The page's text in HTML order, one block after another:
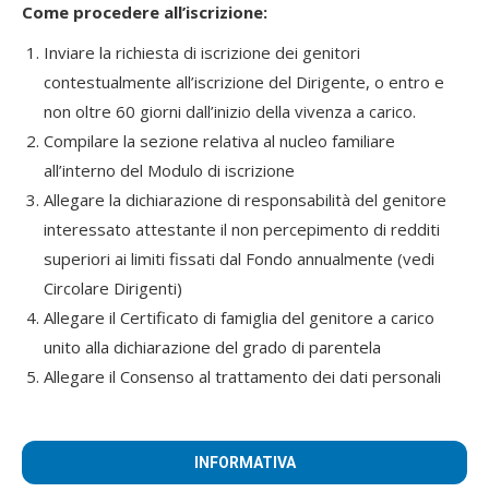
Come procedere all’iscrizione:
Inviare la richiesta di iscrizione dei genitori
contestualmente all’iscrizione del Dirigente, o entro e
non oltre 60 giorni dall’inizio della vivenza a carico.
Compilare la sezione relativa al nucleo familiare
all’interno del Modulo di iscrizione
Allegare la dichiarazione di responsabilità del genitore
interessato attestante il non percepimento di redditi
superiori ai limiti fissati dal Fondo annualmente (vedi
Circolare Dirigenti)
Allegare il Certificato di famiglia del genitore a carico
unito alla dichiarazione del grado di parentela
Allegare il Consenso al trattamento dei dati personali
INFORMATIVA